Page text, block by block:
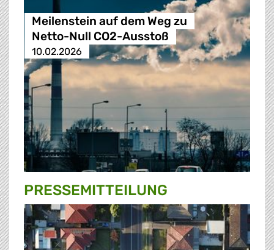
Meilenstein auf dem Weg zu
Netto-Null CO2-Ausstoß
10.02.2026
PRESSE­MITTEILUNG